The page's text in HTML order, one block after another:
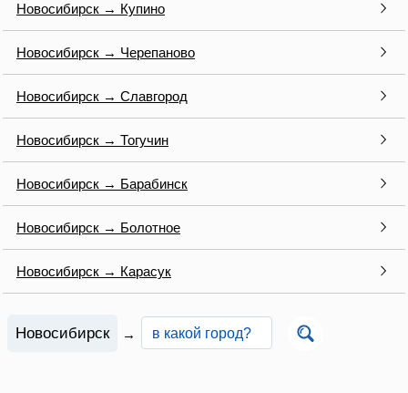
Новосибирск → Купино
Новосибирск → Черепаново
Новосибирск → Славгород
Новосибирск → Тогучин
Новосибирск → Барабинск
Новосибирск → Болотное
Новосибирск → Карасук
Новосибирск →